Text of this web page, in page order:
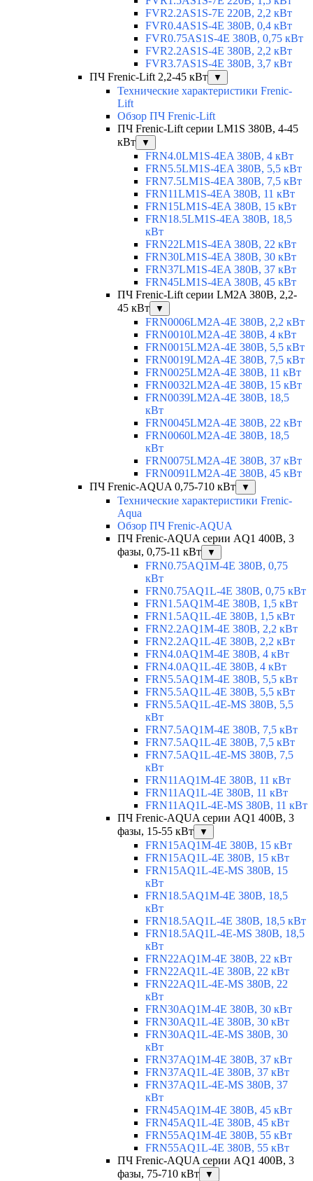
FVR2.2AS1S-7E 220В, 2,2 кВт
FVR0.4AS1S-4E 380В, 0,4 кВт
FVR0.75AS1S-4E 380В, 0,75 кВт
FVR2.2AS1S-4E 380В, 2,2 кВт
FVR3.7AS1S-4E 380В, 3,7 кВт
ПЧ Frenic-Lift 2,2-45 кВт
▼
Технические характеристики Frenic-
Lift
Обзор ПЧ Frenic-Lift
ПЧ Frenic-Lift серии LM1S 380В, 4-45
кВт
▼
FRN4.0LM1S-4EA 380В, 4 кВт
FRN5.5LM1S-4EA 380В, 5,5 кВт
FRN7.5LM1S-4EA 380В, 7,5 кВт
FRN11LM1S-4EA 380В, 11 кВт
FRN15LM1S-4EA 380В, 15 кВт
FRN18.5LM1S-4EA 380В, 18,5
кВт
FRN22LM1S-4EA 380В, 22 кВт
FRN30LM1S-4EA 380В, 30 кВт
FRN37LM1S-4EA 380В, 37 кВт
FRN45LM1S-4EA 380В, 45 кВт
ПЧ Frenic-Lift серии LM2A 380В, 2,2-
45 кВт
▼
FRN0006LM2A-4E 380В, 2,2 кВт
FRN0010LM2A-4E 380В, 4 кВт
FRN0015LM2A-4E 380В, 5,5 кВт
FRN0019LM2A-4E 380В, 7,5 кВт
FRN0025LM2A-4E 380В, 11 кВт
FRN0032LM2A-4E 380В, 15 кВт
FRN0039LM2A-4E 380В, 18,5
кВт
FRN0045LM2A-4E 380В, 22 кВт
FRN0060LM2A-4E 380В, 18,5
кВт
FRN0075LM2A-4E 380В, 37 кВт
FRN0091LM2A-4E 380В, 45 кВт
ПЧ Frenic-AQUA 0,75-710 кВт
▼
Технические характеристики Frenic-
Aqua
Обзор ПЧ Frenic-AQUA
ПЧ Frenic-AQUA серии AQ1 400В, 3
фазы, 0,75-11 кВт
▼
FRN0.75AQ1M-4E 380В, 0,75
кВт
FRN0.75AQ1L-4E 380В, 0,75 кВт
FRN1.5AQ1M-4E 380В, 1,5 кВт
FRN1.5AQ1L-4E 380В, 1,5 кВт
FRN2.2AQ1M-4E 380В, 2,2 кВт
FRN2.2AQ1L-4E 380В, 2,2 кВт
FRN4.0AQ1M-4E 380В, 4 кВт
FRN4.0AQ1L-4E 380В, 4 кВт
FRN5.5AQ1M-4E 380В, 5,5 кВт
FRN5.5AQ1L-4E 380В, 5,5 кВт
FRN5.5AQ1L-4E-MS 380В, 5,5
кВт
FRN7.5AQ1M-4E 380В, 7,5 кВт
FRN7.5AQ1L-4E 380В, 7,5 кВт
FRN7.5AQ1L-4E-MS 380В, 7,5
кВт
FRN11AQ1M-4E 380В, 11 кВт
FRN11AQ1L-4E 380В, 11 кВт
FRN11AQ1L-4E-MS 380В, 11 кВт
ПЧ Frenic-AQUA серии AQ1 400В, 3
фазы, 15-55 кВт
▼
FRN15AQ1M-4E 380В, 15 кВт
FRN15AQ1L-4E 380В, 15 кВт
FRN15AQ1L-4E-MS 380В, 15
кВт
FRN18.5AQ1M-4E 380В, 18,5
кВт
FRN18.5AQ1L-4E 380В, 18,5 кВт
FRN18.5AQ1L-4E-MS 380В, 18,5
кВт
FRN22AQ1M-4E 380В, 22 кВт
FRN22AQ1L-4E 380В, 22 кВт
FRN22AQ1L-4E-MS 380В, 22
кВт
FRN30AQ1M-4E 380В, 30 кВт
FRN30AQ1L-4E 380В, 30 кВт
FRN30AQ1L-4E-MS 380В, 30
кВт
FRN37AQ1M-4E 380В, 37 кВт
FRN37AQ1L-4E 380В, 37 кВт
FRN37AQ1L-4E-MS 380В, 37
кВт
FRN45AQ1M-4E 380В, 45 кВт
FRN45AQ1L-4E 380В, 45 кВт
FRN55AQ1M-4E 380В, 55 кВт
FRN55AQ1L-4E 380В, 55 кВт
ПЧ Frenic-AQUA серии AQ1 400В, 3
фазы, 75-710 кВт
▼